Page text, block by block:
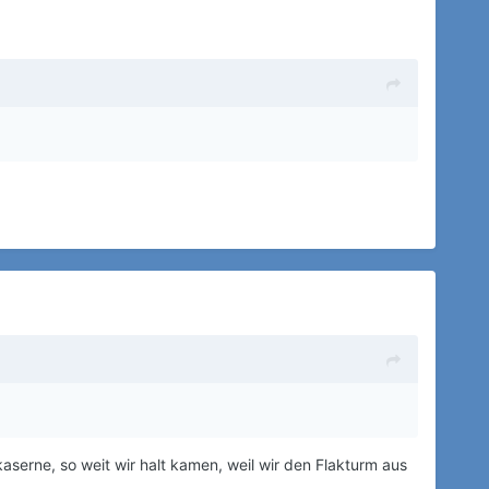
so weit wir halt kamen, weil wir den Flakturm aus